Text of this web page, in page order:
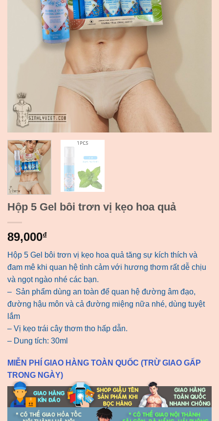
Hộp 5 Gel bôi trơn vị kẹo hoa quả
89,000₫
Hộp 5 Gel bôi trơn vị kẹo hoa quả tăng sự kích thích và
đam mê khi quan hệ tình cảm với hương thơm rất dễ chịu
và ngọt ngào nhé các bạn.
– Sản phẩm dùng an toàn để quan hệ đường âm đạo,
đường hậu môn và cả đường miệng nữa nhé, dùng tuyệt
lắm
– Vị kẹo trái cây thơm tho hấp dẫn.
– Dung tích: 30ml
MIỄN PHÍ GIAO HÀNG TOÀN QUỐC (TRỪ GIAO GẤP
TRONG NGÀY)